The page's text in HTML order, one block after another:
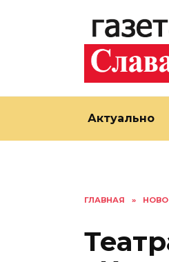
Актуально
ГЛАВНАЯ »